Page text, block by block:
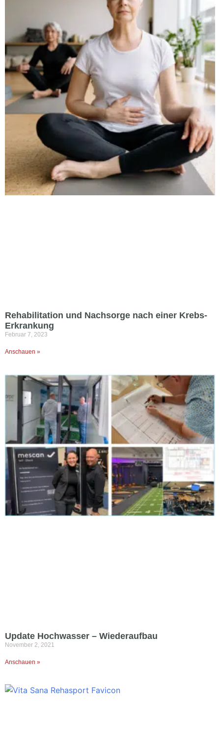
Rehabilitation und Nachsorge nach einer Krebs-
Erkrankung
Februar 7, 2023
Anschauen »
Update Hochwasser – Wiederaufbau
November 2, 2021
Anschauen »